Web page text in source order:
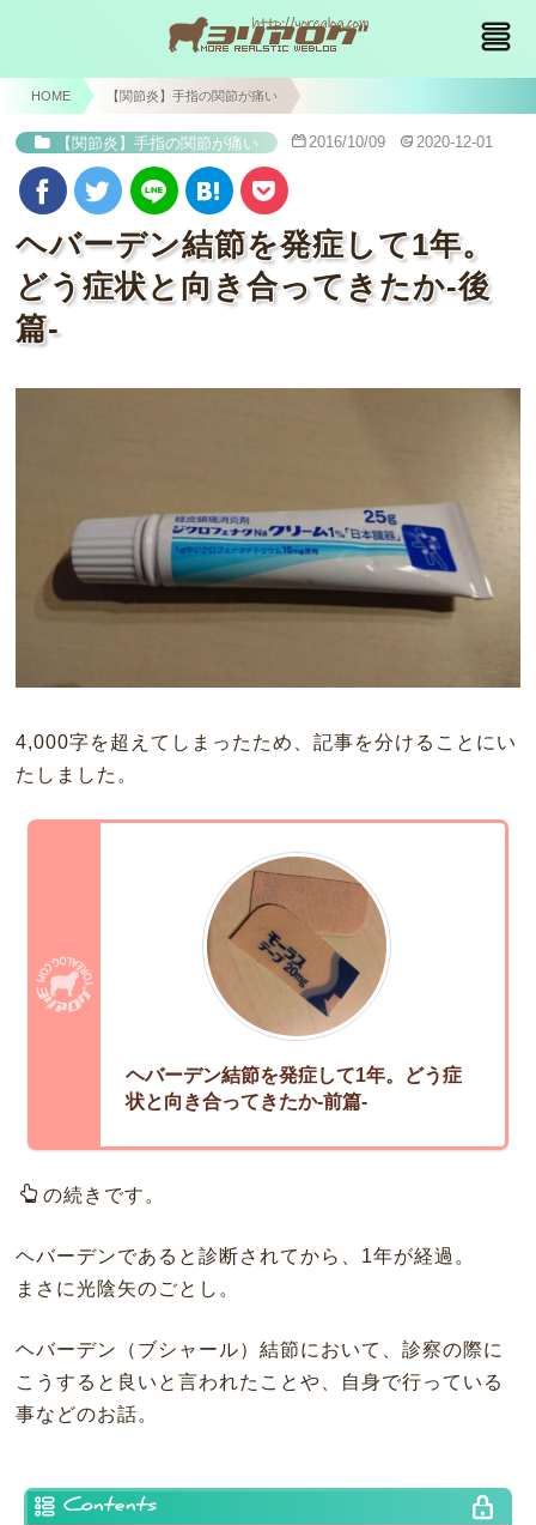
HOME 【関節炎】手指の関節が痛い
【関節炎】手指の関節が痛い 2016/10/09 2020-12-01
ヘバーデン結節を発症して1年。
どう症状と向き合ってきたか-後
篇-
4,000字を超えてしまったため、記事を分けることにい
たしました。
ヘバーデン結節を発症して1年。どう症
状と向き合ってきたか-前篇-
の続きです。
ヘバーデンであると診断されてから、1年が経過。
まさに光陰矢のごとし。
ヘバーデン（ブシャール）結節において、診察の際に
こうすると良いと言われたことや、自身で行っている
事などのお話。
Contents